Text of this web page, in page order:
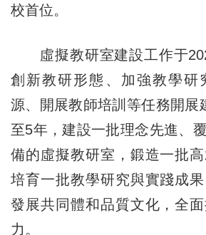
校首位。
虛擬教研室建設工作于
創新教研形態、加強教學研
源、開展教師培訓等任務開展
至5年，建設一批理念先進、
備的虛擬教研室，鍛造一批高
培育一批教學研究與實踐成
發展共同體和品質文化，全
力。